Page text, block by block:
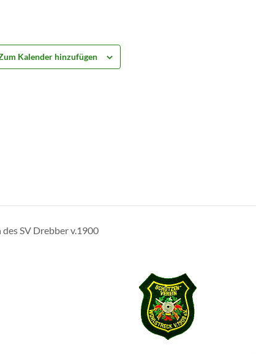
Kalender hinzufügen
SV Drebber v.1900